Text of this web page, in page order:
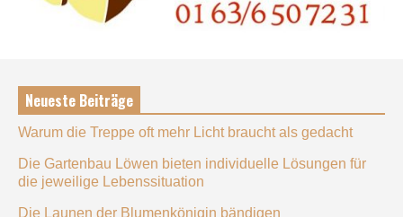
Neueste Beiträge
Warum die Treppe oft mehr Licht braucht als gedacht
Die Gartenbau Löwen bieten individuelle Lösungen für
die jeweilige Lebenssituation
Die Launen der Blumenkönigin bändigen